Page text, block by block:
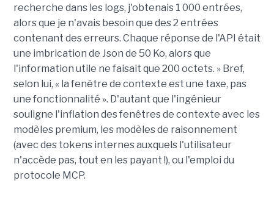
recherche dans les logs, j'obtenais 1 000 entrées,
alors que je n'avais besoin que des 2 entrées
contenant des erreurs. Chaque réponse de l'API était
une imbrication de Json de 50 Ko, alors que
l'information utile ne faisait que 200 octets. » Bref,
selon lui, « la fenêtre de contexte est une taxe, pas
une fonctionnalité ». D'autant que l'ingénieur
souligne l'inflation des fenêtres de contexte avec les
modèles premium, les modèles de raisonnement
(avec des tokens internes auxquels l'utilisateur
n'accède pas, tout en les payant !), ou l'emploi du
protocole MCP.